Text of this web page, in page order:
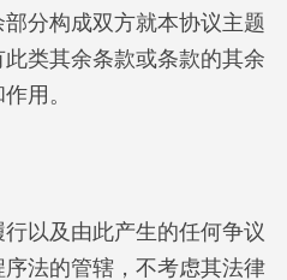
分构成双方就本协议主题
类其余条款或条款的其余
用。
以及由此产生的任何争议
法的管辖，不考虑其法律